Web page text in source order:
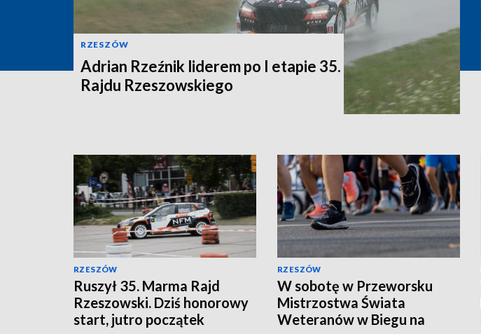
RZESZÓW
Adrian Rzeźnik liderem po I etapie 35.
Rajdu Rzeszowskiego
RZESZÓW
Ruszył 35. Marma Rajd
Rzeszowski. Dziś honorowy
start, jutro początek
RZESZÓW
W sobotę w Przeworsku
Mistrzostwa Świata
Weteranów w Biegu na